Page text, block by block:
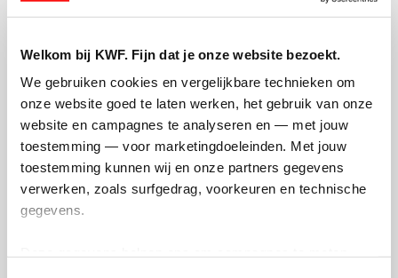
Welkom bij KWF. Fijn dat je onze website bezoekt.
We gebruiken cookies en vergelijkbare technieken om
onze website goed te laten werken, het gebruik van onze
website en campagnes te analyseren en — met jouw
toestemming — voor marketingdoeleinden. Met jouw
toestemming kunnen wij en onze partners gegevens
verwerken, zoals surfgedrag, voorkeuren en technische
gegevens.
Creditcard
Referentie